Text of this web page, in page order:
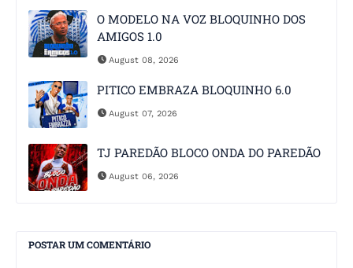
O MODELO NA VOZ BLOQUINHO DOS
AMIGOS 1.0
August 08, 2026
PITICO EMBRAZA BLOQUINHO 6.0
August 07, 2026
TJ PAREDÃO BLOCO ONDA DO PAREDÃO
August 06, 2026
POSTAR UM COMENTÁRIO